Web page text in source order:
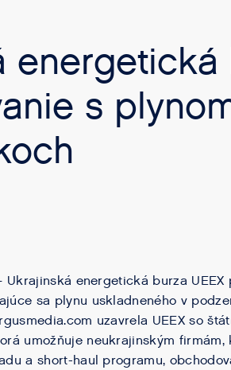
s
Ukrajinská energetická burza
sa plynu uskladneného v
uzavrela UEEX so
umožňuje neukrajinským
a short-haul programu,